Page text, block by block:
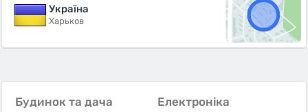
Україна
Харьков
Будинок та дача Електроніка